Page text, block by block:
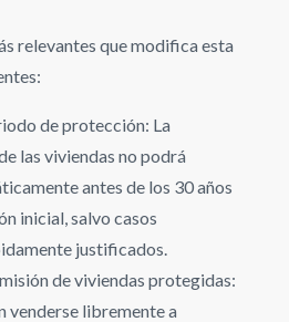
relevantes que modifica esta
de protección: La
las viviendas no podrá
antes de los 30 años
inicial, salvo casos
justificados.
de viviendas protegidas:
venderse libremente a